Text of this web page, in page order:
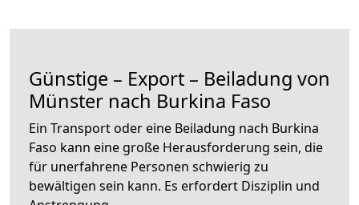
Günstige – Export – Beiladung von
Münster nach Burkina Faso
Ein Transport oder eine Beiladung nach Burkina
Faso kann eine große Herausforderung sein, die
für unerfahrene Personen schwierig zu
bewältigen sein kann. Es erfordert Disziplin und